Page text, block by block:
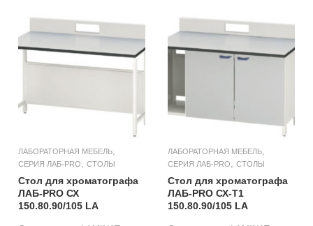
ЛАБОРАТОРНАЯ МЕБЕЛЬ,
СЕРИЯ ЛАБ-PRO, СТОЛЫ
Стол для хроматографа
ЛАБ-PRO СХ
150.80.90/105 LA
ЛАБОРАТОРНАЯ МЕБЕЛЬ,
СЕРИЯ ЛАБ-PRO, СТОЛЫ
Стол для хроматографа
ЛАБ-PRO СХ-Т1
150.80.90/105 LA